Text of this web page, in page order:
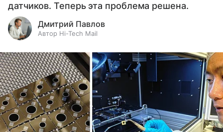
датчиков. Теперь эта проблема решена.
Дмитрий Павлов
Автор Hi-Tech Mail